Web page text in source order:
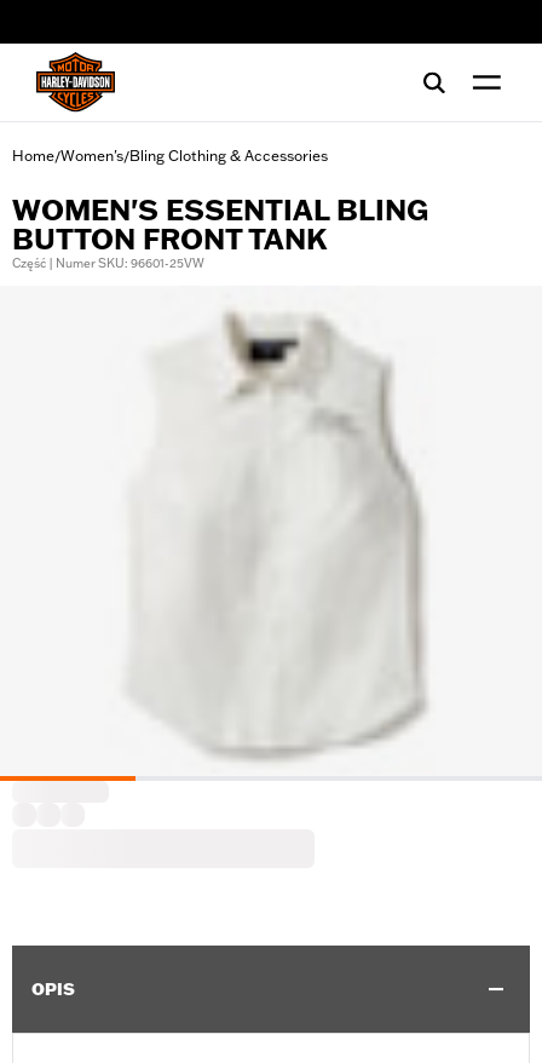
Home/Women's/Bling Clothing & Accessories
WOMEN'S ESSENTIAL BLING
BUTTON FRONT TANK
Część | Numer SKU: 96601-25VW
OPIS